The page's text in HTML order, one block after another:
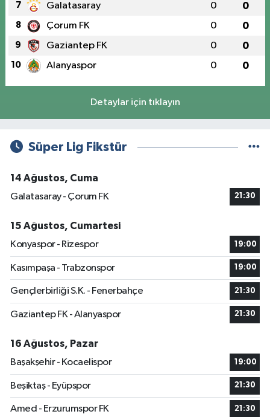
7 Galatasaray 0 0
8 Çorum FK 0 0
9 Gaziantep FK 0 0
10 Alanyaspor 0 0
Detaylar için tıklayın
Süper Lig Fikstür
14 Ağustos, Cuma
Galatasaray - Çorum FK
21:30
15 Ağustos, Cumartesi
Konyaspor - Rizespor
19:00
Kasımpaşa - Trabzonspor 19:00
Gençlerbirliği S.K. - Fenerbahçe 21:30
Gaziantep FK - Alanyaspor 21:30
16 Ağustos, Pazar
Başakşehir - Kocaelispor
19:00
Beşiktaş - Eyüpspor 21:30
Amed - Erzurumspor FK 21:30